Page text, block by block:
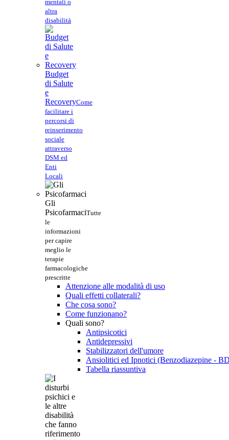
mentali o
altra
disabilità
Budget
di Salute
e
RecoveryCome
facilitare i
percorsi di
reinserimento
sociale
attraverso
DSM ed
Enti
Locali
Gli
PsicofarmaciTutte
le
informazioni
per capire
meglio le
terapie
farmacologiche
prescritte
Attenzione alle modalità di uso
Quali effetti collaterali?
Che cosa sono?
Come funzionano?
Quali sono?
Antipsicotici
Antidepressivi
Stabilizzatori dell'umore
Ansiolitici ed Ipnotici (Benzodiazepine -
Tabella riassuntiva